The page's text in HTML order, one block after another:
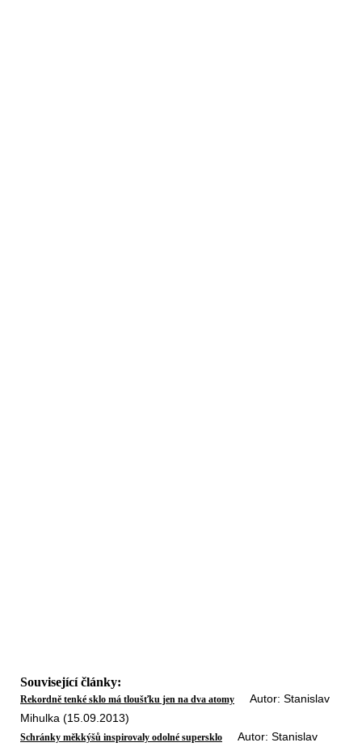
Související články:
Rekordně tenké sklo má tloušťku jen na dva atomy Autor: Stanislav
Mihulka (15.09.2013)
Schránky měkkýšů inspirovaly odolné supersklo Autor: Stanislav